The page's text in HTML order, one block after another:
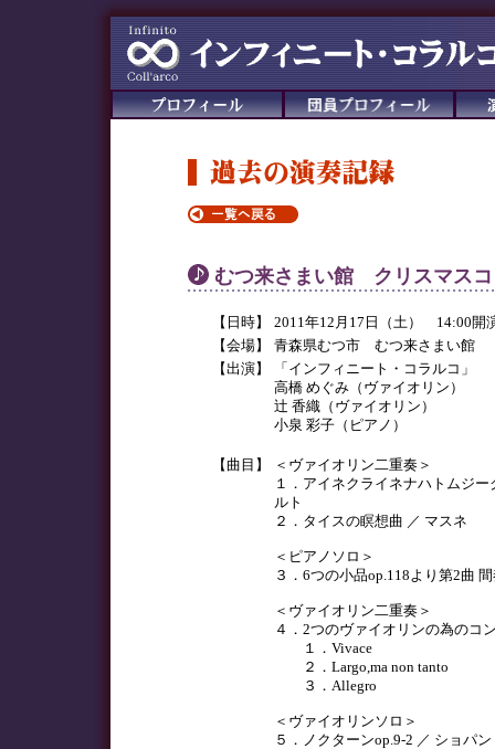
むつ来さまい館 クリスマス
【日時】
2011年12月17日（土） 14:00開
【会場】
青森県むつ市 むつ来さまい館
【出演】
「インフィニート・コラルコ」
高橋 めぐみ（ヴァイオリン）
辻 香織（ヴァイオリン）
小泉 彩子（ピアノ）
【曲目】
＜ヴァイオリン二重奏＞
１．アイネクライネナハトムジ
ルト
２．タイスの瞑想曲 ／ マスネ
＜ピアノソロ＞
３．6つの小品op.118より第2曲
＜ヴァイオリン二重奏＞
４．2つのヴァイオリンの為のコ
１．Vivace
２．Largo,ma non tanto
３．Allegro
＜ヴァイオリンソロ＞
５．ノクターンop.9-2 ／ ショパン